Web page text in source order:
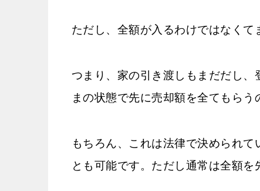
ただし、全額が入るわけではなくて
つまり、家の引き渡しもまだだし、
まの状態で先に売却額を全てもらう
もちろん、これは法律で決められ
とも可能です。ただし通常は全額を